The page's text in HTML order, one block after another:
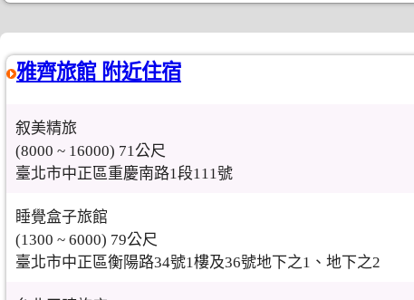
雅齊旅館 附近住宿
叙美精旅
(8000 ~ 16000) 71公尺
臺北市中正區重慶南路1段111號
睡覺盒子旅館
(1300 ~ 6000) 79公尺
臺北市中正區衡陽路34號1樓及36號地下之1、地下之2